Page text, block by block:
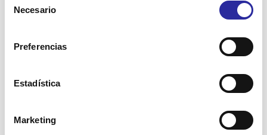
más información, puede consultar nuestra
Política de
Necesario
Preferencias
Estadística
Marketing
3 febrero, 2023
«Assaborint records»,